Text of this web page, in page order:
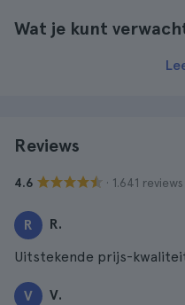
Wat je kunt
Reviews
4.6 · 1.641 reviews
R R.
Uitstekende prijs-
V V.